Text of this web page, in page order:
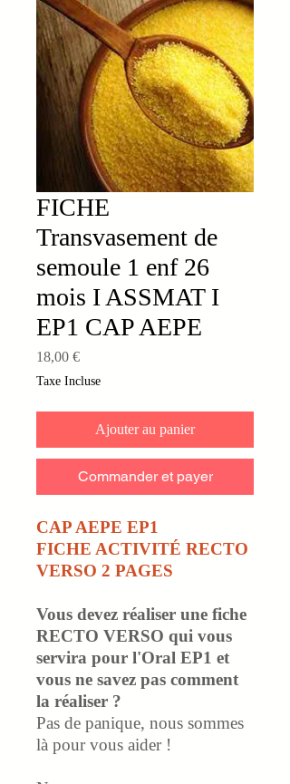
FICHE
Transvasement de
semoule 1 enf 26
mois I ASSMAT I
EP1 CAP AEPE
18,00 €Prix
Taxe Incluse
Ajouter au panier
Commander et payer
CAP AEPE EP1
FICHE ACTIVITÉ RECTO
VERSO 2 PAGES
Vous devez réaliser une fiche
RECTO VERSO qui vous
servira pour l'Oral EP1 et
vous ne savez pas comment
la réaliser ?
Pas de panique, nous sommes
là pour vous aider !